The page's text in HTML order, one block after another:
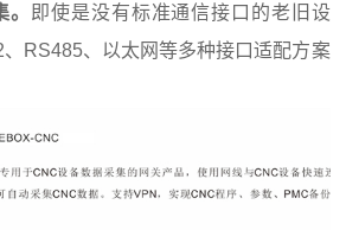
即使是没有标准通信接口的老旧设
RS485、以太网等多种接口适配方案